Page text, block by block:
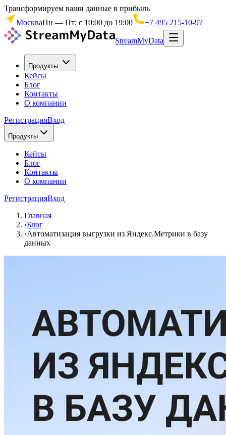
Трансформируем ваши данные в прибыль
МоскваПн — Пт: с 10:00 до 19:00 +7 495 215-10-97
StreamMyData
Продукты
Кейсы
Блог
Контакты
О компании
РегистрацияВход
Продукты
Кейсы
Блог
Контакты
О компании
РегистрацияВход
Главная
›Блог
›Автоматизация выгрузки из Яндекс.Метрики в базу
данных